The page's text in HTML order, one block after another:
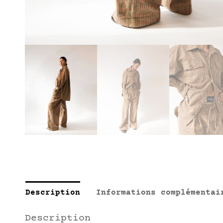
Description Informations
Description